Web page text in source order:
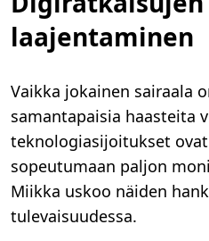
laajentaminen
Vaikka jokainen sairaala
samantapaisia haasteita
teknologiasijoitukset
sopeutumaan paljon
Miikka uskoo näiden
tulevaisuudessa.